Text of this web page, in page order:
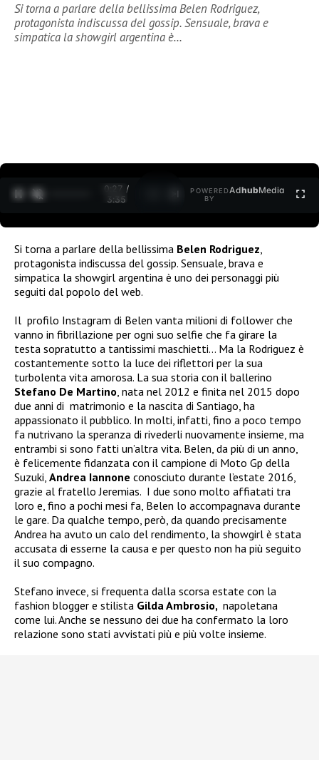
Si torna a parlare della bellissima Belen Rodriguez,
protagonista indiscussa del gossip. Sensuale, brava e
simpatica la showgirl argentina è…
0:27 /
3:35
POWERED
BY
AdhubMedia
Si torna a parlare della bellissima Belen Rodriguez
protagonista indiscussa del gossip. Sensuale, brava e
simpatica la showgirl argentina è uno dei personaggi più
seguiti dal popolo del web.
Il profilo Instagram di Belen vanta milioni di follower che
vanno in fibrillazione per ogni suo selfie che fa girare la
testa sopratutto a tantissimi maschietti… Ma la Rodriguez è
costantemente sotto la luce dei riflettori per la sua
turbolenta vita amorosa. La sua storia con il ballerino
Stefano De Martino , nata nel 2012 e finita nel 2015 dopo
due anni di matrimonio e la nascita di Santiago, ha
appassionato il pubblico. In molti, infatti, fino a poco tempo
fa nutrivano la speranza di rivederli nuovamente insieme, ma
entrambi si sono fatti un’altra vita. Belen, da più di un anno,
è felicemente fidanzata con il campione di Moto Gp della
Suzuki, Andrea Iannone conosciuto durante l’estate 2016,
grazie al fratello Jeremias. I due sono molto affiatati tra
loro e, fino a pochi mesi fa, Belen lo accompagnava durante
le gare. Da qualche tempo, però, da quando precisamente
Andrea ha avuto un calo del rendimento, la showgirl è stata
accusata di esserne la causa e per questo non ha più seguito
il suo compagno.
Stefano invece, si frequenta dalla scorsa estate con la
fashion blogger e stilista Gilda Ambrosio, napoletana
come lui. Anche se nessuno dei due ha confermato la loro
relazione sono stati avvistati più e più volte insieme.